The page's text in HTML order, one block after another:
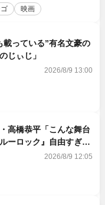
映画
載っている”有名文豪の
じぃじ」
2026/8/9 13:00
高橋恭平「こんな舞台
ーロック』自由すぎる
2026/8/9 12:05